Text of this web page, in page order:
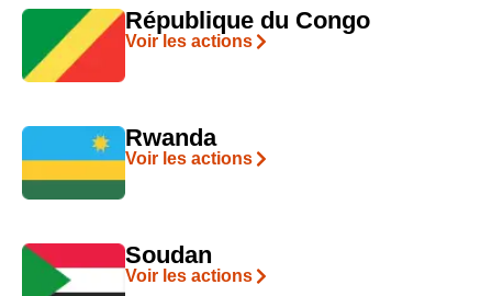
République du Congo
Voir les actions
Rwanda
Voir les actions
Soudan
Voir les actions